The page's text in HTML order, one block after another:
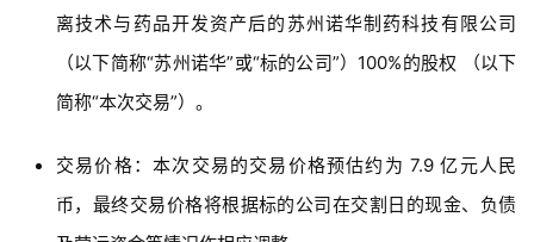
离技术与药品开发资产后的苏州诺华制药科技有限公司
（以下简称“苏州诺华”或“标的公司”）100%的股权 （以下
简称“本次交易”）。
交易价格：本次交易的交易价格预估约为 7.9 亿元人民
币，最终交易价格将根据标的公司在交割日的现金、负债